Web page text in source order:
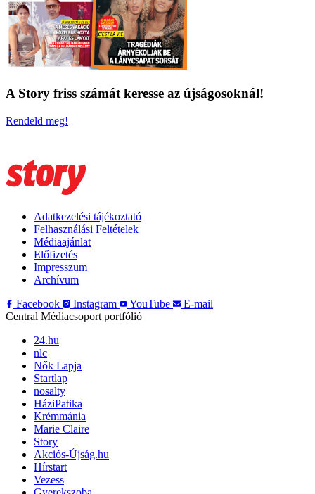
A Story friss számát keresse az újságosoknál!
Rendeld meg!
Adatkezelési tájékoztató
Felhasználási Feltételek
Médiaajánlat
Előfizetés
Impresszum
Archívum
Facebook
Instagram YouTube
E-mail
Central Médiacsoport portfólió
24.hu
nlc
Nők Lapja
Startlap
nosalty
HáziPatika
Krémmánia
Marie Claire
Story
Akciós-Újság.hu
Hírstart
Vezess